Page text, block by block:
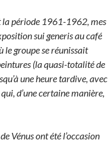
période 1961-1962, mes
sui generis au café
le groupe se réunissait
(la quasi-totalité de
une heure tardive, avec
d’une certaine manière,
Vénus ont été l’occasion